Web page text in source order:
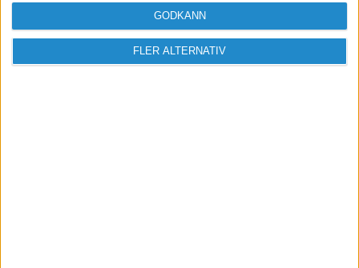
FLER ALTERNATIV
GODKÄNN